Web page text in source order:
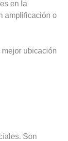
en la
amplificación o
ubicación
Son